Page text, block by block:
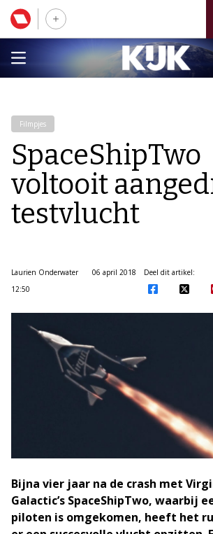
Filmpjes
SpaceShipTwo
voltooit
testvlucht
Laurien Onderwater
06 april 2018
12:50
Deel dit artikel:
Bijna vier jaar na de crash met
Galactic’s SpaceShipTwo, waarbij
piloten is omgekomen, heeft het